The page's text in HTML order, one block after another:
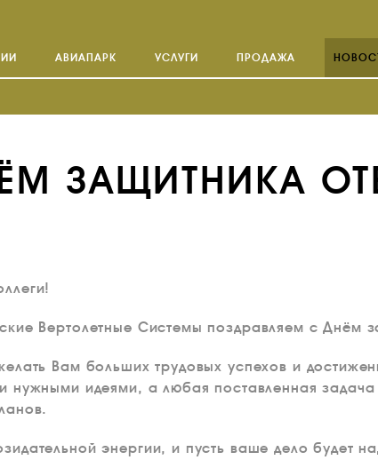
АВИАПАРК УСЛУГИ ПРОДАЖА
ЗАЩИТНИКА
Вертолетные Системы поздравляем с Днём
Вам больших трудовых успехов и
нужными идеями, а любая поставленная
энергии, и пусть ваше дело будет